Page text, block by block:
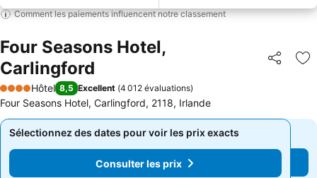
Comment les paiements influencent notre classement
Four Seasons Hotel,
Carlingford
Partager
4 Étoiles
Hôtel 8,5 Excellent (4 012 évaluations)
Four Seasons Hotel, Carlingford, 2118, Irlande
Sélectionnez des dates pour voir les prix exacts
Consulter les prix
Sélectionnez des dates pour voir les prix exacts
Consulter les prix